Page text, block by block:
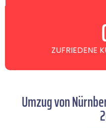
ZUFRIEDENE
Umzug von